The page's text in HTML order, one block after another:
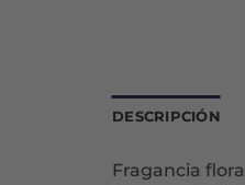
DESCRIPCIÓN
Fragancia